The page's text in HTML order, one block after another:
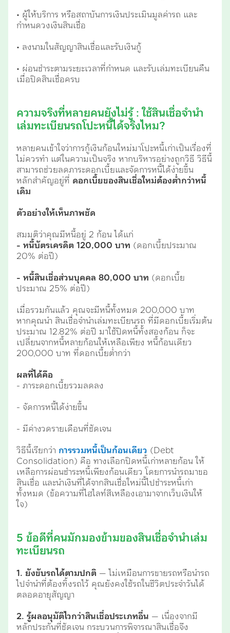
• ผู้ให้บริการ หรือสถาบันการเงินประเมินมูลค่ารถ และ
กำหนดวงเงินสินเชื่อ
• ลงนามในสัญญาสินเชื่อและรับเงินกู้
• ผ่อนชำระตามระยะเวลาที่กำหนด และรับเล่มทะเบียนคืน
เมื่อปิดสินเชื่อครบ
ความจริงที่หลายคนยังไม่รู้ : ใช้สินเชื่อจำนำ
เล่มทะเบียนรถโปะหนี้ได้จริงไหม?
หลายคนเข้าใจว่าการกู้เงินก้อนใหม่มาโปะหนี้เก่าเป็นเรื่องที่
ไม่ควรทำ แต่ในความเป็นจริง หากบริหารอย่างถูกวิธี วิธีนี้
สามารถช่วยลดภาระดอกเบี้ยและจัดการหนี้ได้ง่ายขึ้น
หลักสำคัญอยู่ที่ ดอกเบี้ยของสินเชื่อใหม่ต้องต่ำกว่าหนี้
เดิม
ตัวอย่างให้เห็นภาพชัด
สมมติว่าคุณมีหนี้อยู่ 2 ก้อน ได้แก่
- หนี้บัตรเครดิต 120,000 บาท (ดอกเบี้ยประมาณ
20% ต่อปี)
- หนี้สินเชื่อส่วนบุคคล 80,000 บาท (ดอกเบี้ย
ประมาณ 25% ต่อปี)
เมื่อรวมกันแล้ว คุณจะมีหนี้ทั้งหมด 200,000 บาท
หากคุณนำ สินเชื่อจำนำเล่มทะเบียนรถ ที่มีดอกเบี้ยเริ่มต้น
ประมาณ 12.82% ต่อปี มาใช้ปิดหนี้ทั้งสองก้อน ก็จะ
เปลี่ยนจากหนี้หลายก้อนให้เหลือเพียง หนี้ก้อนเดียว
200,000 บาท ที่ดอกเบี้ยต่ำกว่า
ผลที่ได้คือ
- ภาระดอกเบี้ยรวมลดลง
- จัดการหนี้ได้ง่ายขึ้น
- มีค่างวดรายเดือนที่ชัดเจน
วิธีนี้เรียกว่า การรวมหนี้เป็นก้อนเดียว (Debt
Consolidation) คือ ทางเลือกปิดหนี้เก่าหลายก้อน ให้
เหลือการผ่อนชำระหนี้เพียงก้อนเดียว โดยการนำรถมาขอ
สินเชื่อ และนำเงินที่ได้จากสินเชื่อใหม่นี้ไปชำระหนี้เก่า
ทั้งหมด (ข้อความที่ไฮไลท์สีเหลืองเอามาจากเว็บเงินให้
ใจ)
5 ข้อดีที่คนมักมองข้ามของสินเชื่อจำนำเล่ม
ทะเบียนรถ
1. ยังขับรถได้ตามปกติ — ไม่เหมือนการขายรถหรือนำรถ
ไปจำนำที่ต้องทิ้งรถไว้ คุณยังคงใช้รถในชีวิตประจำวันได้
ตลอดอายุสัญญา
2. รู้ผลอนุมัติไวกว่าสินเชื่อประเภทอื่น — เนื่องจากมี
หลักประกันที่ชัดเจน กระบวนการพิจารณาสินเชื่อจึง